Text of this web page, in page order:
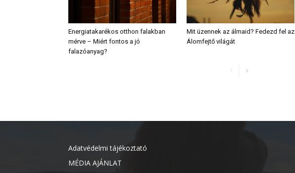
Energiatakarékos otthon falakban
mérve – Miért fontos a jó
falazóanyag?
Mit üzennek az álmaid? Fedezd fel az
Álomfejtő világát
Adatvédelmi tájékoztató
MÉDIA AJÁNLAT